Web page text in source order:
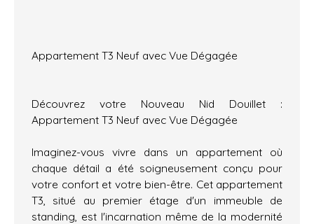
Appartement T3 Neuf avec Vue Dégagée
Découvrez votre Nouveau Nid Douillet :
Appartement T3 Neuf avec Vue Dégagée
Imaginez-vous vivre dans un appartement où
chaque détail a été soigneusement conçu pour
votre confort et votre bien-être. Cet appartement
T3, situé au premier étage d'un immeuble de
standing, est l'incarnation même de la modernité